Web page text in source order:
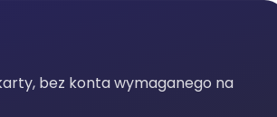
bez konta wymaganego na